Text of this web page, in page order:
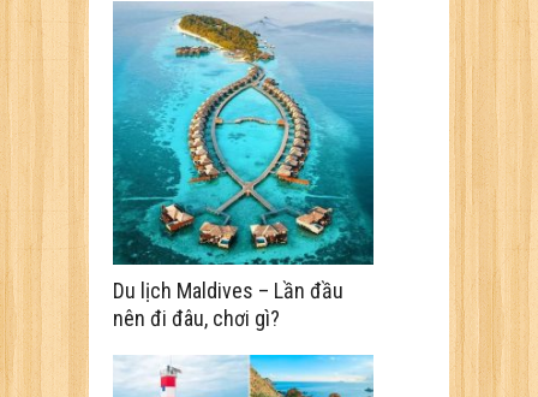
Du lịch Maldives – Lần đầu
nên đi đâu, chơi gì?